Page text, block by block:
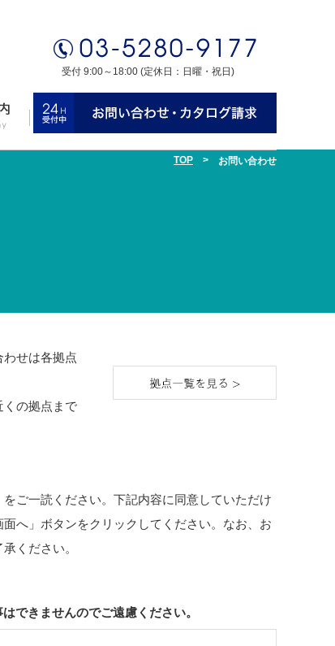
受付 9:00～18:00 (定休日：日曜・祝日)
TOP > お問い合わせ
せは各拠点
くの拠点まで
をご一読ください。下記内容に同意していただけ
へ」ボタンをクリックしてください。なお、お
ください。
できませんのでご遠慮ください。